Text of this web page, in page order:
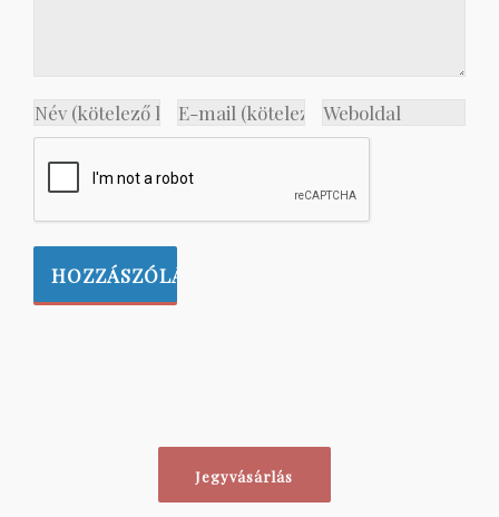
Jegyvásárlás